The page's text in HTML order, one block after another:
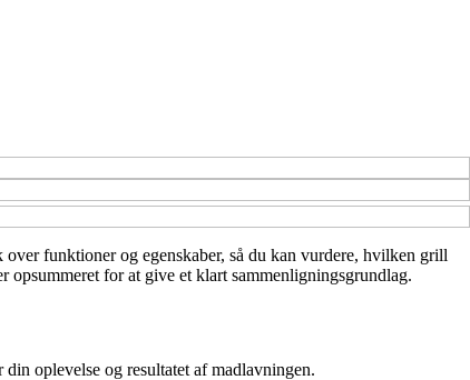
funktioner og egenskaber, så du kan vurdere, hvilken grill
for at give et klart sammenligningsgrundlag.
oplevelse og resultatet af madlavningen.